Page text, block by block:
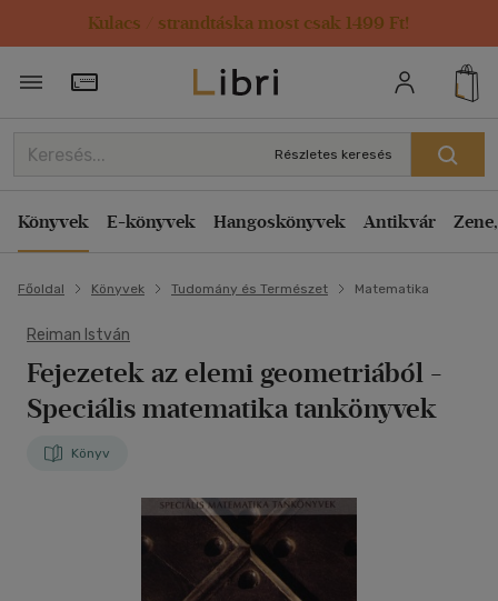
Kulacs / strandtáska most csak 1499 Ft!
Törzsvásárlói Kártya adatai
Részletes keresés
Könyvek E-könyvek Hangoskönyvek Antikvár
Főoldal Könyvek Tudomány és Természet Matematika
Reiman István
Fejezetek az elemi geometriából -
Speciális matematika tankönyvek
Könyv